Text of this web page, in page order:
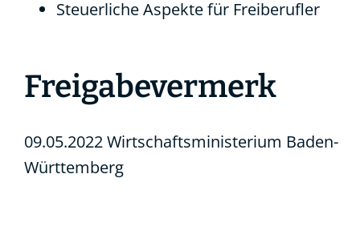
Steuerliche Aspekte für Freiberufler
Freigabevermerk
09.05.2022 Wirtschaftsministerium Baden-
Württemberg